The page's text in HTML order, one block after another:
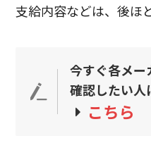
支給内容などは、後ほ
今すぐ各メー
確認したい人
こちら